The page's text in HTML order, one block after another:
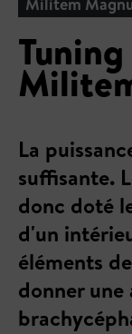
La
suffisante.
donc doté
d'un
éléments
donner